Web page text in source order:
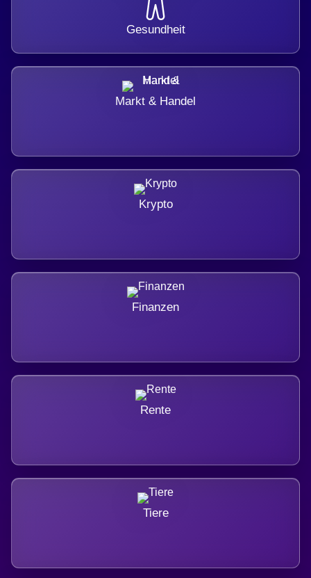
Gesundheit
Markt & Handel
Krypto
Finanzen
Rente
Tiere